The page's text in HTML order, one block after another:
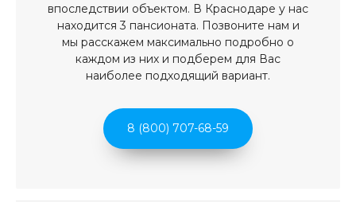
впоследствии объектом. В Краснодаре у нас
находится 3 пансионата. Позвоните нам и
мы расскажем максимально подробно о
каждом из них и подберем для Вас
наиболее подходящий вариант.
8 (800) 707-68-59